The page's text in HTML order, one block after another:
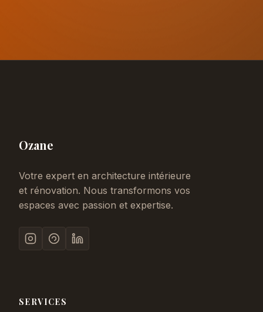
Ozane
Votre expert en architecture intérieure
et rénovation. Nous transformons vos
espaces avec passion et expertise.
SERVICES